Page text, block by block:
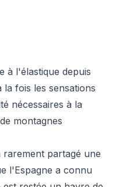
à l'élastique depuis
fois les sensations
nécessaires à la
montagnes
partagé une
l'Espagne a connu